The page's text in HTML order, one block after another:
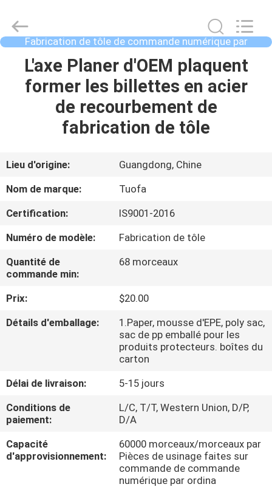
MAISON
À
PROPOS
NOUS
VISITE
DE
L'USINE
DE
LA
QUALITÉ
NOUS
Shenzhen
Tuofa
Technology
Co.,
Reserved.
Fabrication de tôle de commande numérique par
ordinateur
L'axe Planer d'OEM plaquent
former les billettes en acier
de recourbement de
fabrication de tôle
Lieu d'origine:
Guangdong, Chine
Nom de marque:
Tuofa
Certification:
IS9001-2016
Numéro de modèle:
Fabrication de tôle
Quantité de
commande min:
68 morceaux
Prix:
$20.00
Détails d'emballage:
1.Paper, mousse d'EPE, poly sac,
sac de pp emballé pour les
produits protecteurs. boîtes du
carton
Délai de livraison:
5-15 jours
Conditions de
paiement:
L/C, T/T, Western Union, D/P,
D/A
Capacité
d'approvisionnement:
60000 morceaux/morceaux par
Pièces de usinage faites sur
commande de commande
numérique par ordina